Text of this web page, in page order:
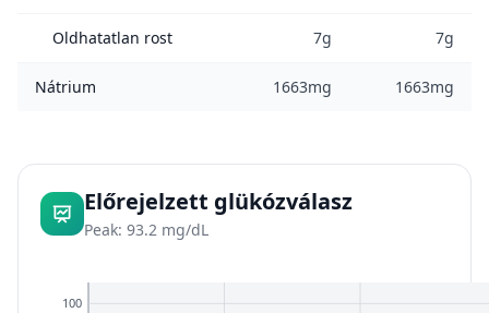
Oldhatatlan rost 7g 7g
Nátrium 1663mg 1663mg
Előrejelzett glükózválasz
Peak: 93.2 mg/dL
100